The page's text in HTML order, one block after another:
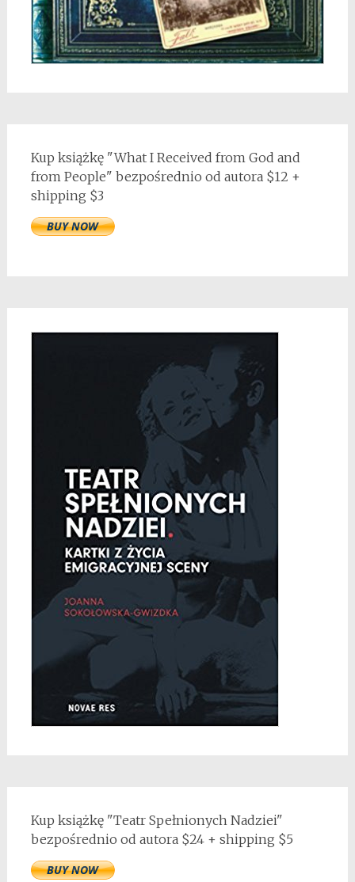
Kup książkę "What I Received from God and
from People" bezpośrednio od autora $12 +
shipping $3
Kup książkę "Teatr Spełnionych Nadziei"
bezpośrednio od autora $24 + shipping $5